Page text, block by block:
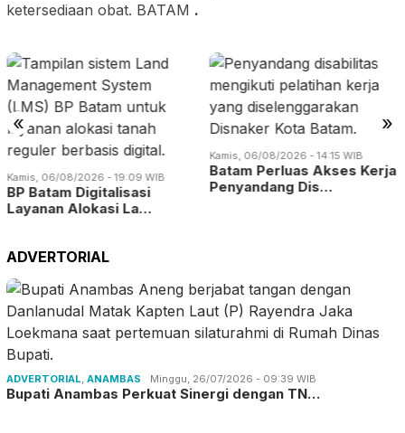
ketersediaan obat. BATAM .
« »
WIB
Kamis, 06/08/2026 - 14:15 WIB
Batam Perluas Akses Kerja
Penyandang Dis…
Rabu, 05/08/2026 -
BP Batam Benahi
ADVERTORIAL
ADVERTORIAL, ANAMBAS Minggu, 26/07/2026 - 09:39 WIB
Bupati Anambas Perkuat Sinergi dengan TN…